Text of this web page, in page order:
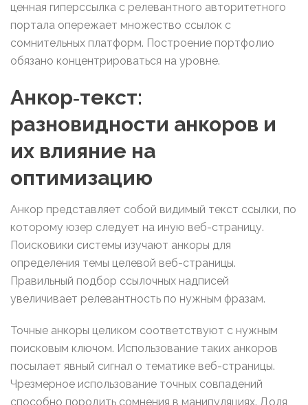
ценная гиперссылка с релевантного авторитетного
портала опережает множество ссылок с
сомнительных платформ. Построение портфолио
обязано концентрироваться на уровне.
Анкор‑текст:
разновидности анкоров и
их влияние на
оптимизацию
Анкор представляет собой видимый текст ссылки, по
которому юзер следует на иную веб-страницу.
Поисковики системы изучают анкоры для
определения темы целевой веб-страницы.
Правильный подбор ссылочных надписей
увеличивает релевантность по нужным фразам.
Точные анкоры целиком соответствуют с нужным
поисковым ключом. Использование таких анкоров
посылает явный сигнал о тематике веб-страницы.
Чрезмерное использование точных совпадений
способно породить сомнения в манипуляциях. Доля